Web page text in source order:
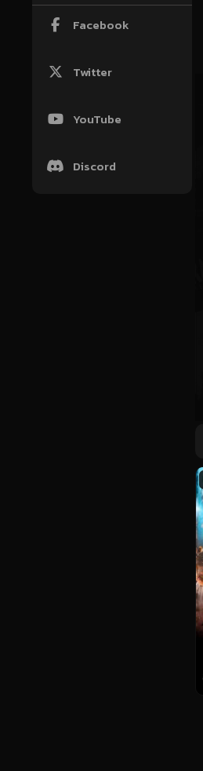
Facebook
Twitter
YouTube
Discord